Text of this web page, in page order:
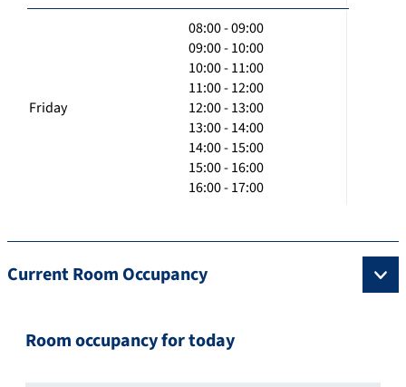
Friday
08:00 - 09:00
09:00 - 10:00
10:00 - 11:00
11:00 - 12:00
12:00 - 13:00
13:00 - 14:00
14:00 - 15:00
15:00 - 16:00
16:00 - 17:00
Current Room Occupancy
Room occupancy for today